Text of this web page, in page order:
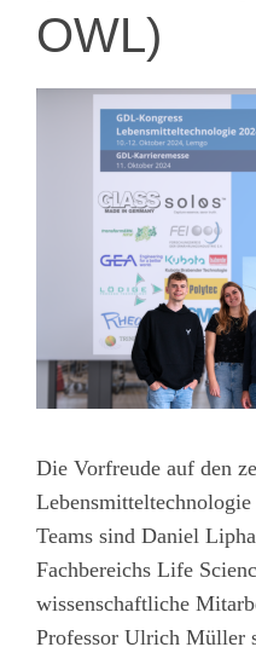
OWL)
Die Vorfreude auf den
Teams sind Daniel
Fachbereichs Life
wissenschaftliche
Professor Ulrich Müller